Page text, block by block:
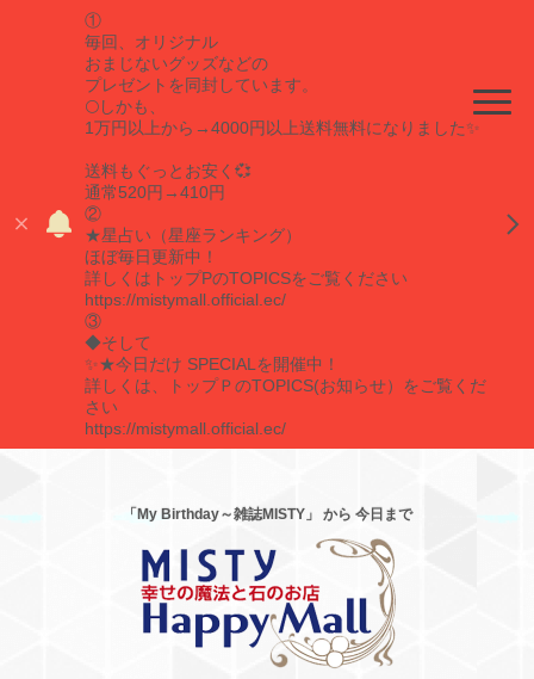
①
毎回、オリジナル
おまじないグッズなどの
プレゼントを同封しています。
🌕しかも、
1万円以上から→4000円以上送料無料になりました✨
送料もぐっとお安く💞
通常520円→410円
②
★星占い（星座ランキング）
ほぼ毎日更新中！
詳しくはトップPのTOPICSをご覧ください
https://mistymall.official.ec/
③
◆そして
✨★今日だけ SPECIALを開催中！
詳しくは、トップＰのTOPICS(お知らせ）をご覧くだ
さい
https://mistymall.official.ec/
「My Birthday～雑誌MISTY」 から 今日まで